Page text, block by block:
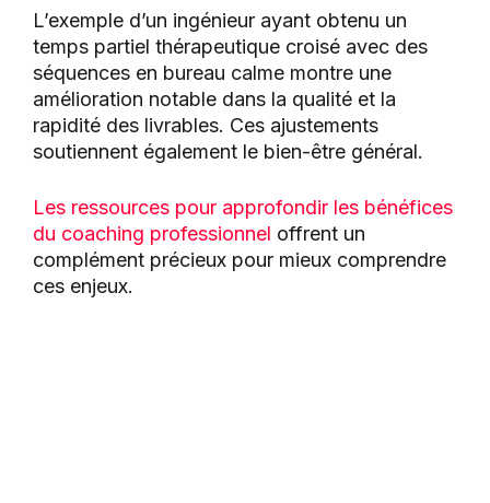
L’exemple d’un ingénieur ayant obtenu un
temps partiel thérapeutique croisé avec des
séquences en bureau calme montre une
amélioration notable dans la qualité et la
rapidité des livrables. Ces ajustements
soutiennent également le bien-être général.
Les ressources pour approfondir les bénéfices
du coaching professionnel offrent un
complément précieux pour mieux comprendre
ces enjeux.